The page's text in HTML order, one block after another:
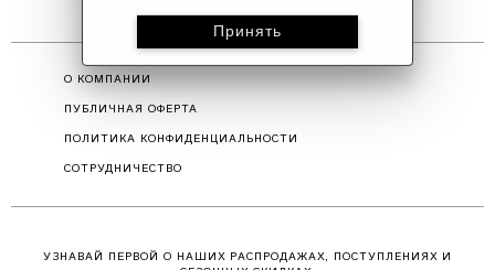
О КОМПАНИИ
ПУБЛИЧНАЯ ОФЕРТА
ПОЛИТИКА КОНФИДЕНЦИАЛЬНОСТИ
СОТРУДНИЧЕСТВО
УЗНАВАЙ ПЕРВОЙ О НАШИХ РАСПРОДАЖАХ, ПОСТУПЛЕНИЯХ И